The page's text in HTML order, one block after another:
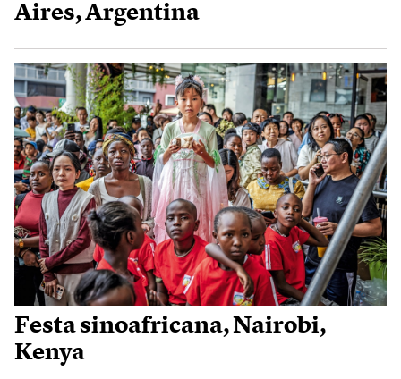
Aires, Argentina
Festa sinoafricana, Nairobi,
Kenya